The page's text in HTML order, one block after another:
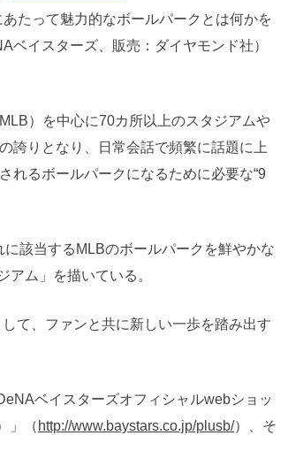
たって魅力的なボールパークとは何かを
イスターズ、販売：ダイヤモンド社）
）を中心に70カ所以上のスタジアムや
誇りとなり、日常会話で頻繁に話題に上
れるボールパークになるために必要な“9
該当するMLBのボールパークを鮮やかな
アム」を描いている。
て、ファンと共に新しい一歩を踏み出す
ベイスターズオフィシャルwebショッ
」（ http://www.baystars.co.jp/plusb/）、そ